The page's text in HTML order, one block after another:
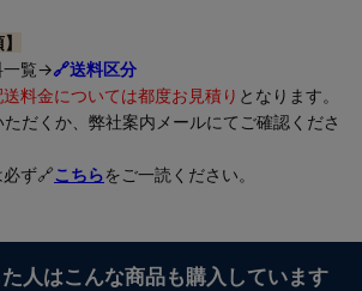
一覧→🔗送料区分
料金については都度お見積り となります。
だくか、弊社案内メールにてご確認くださ
ず🔗こちらをご一読ください。
人はこんな商品も購入しています